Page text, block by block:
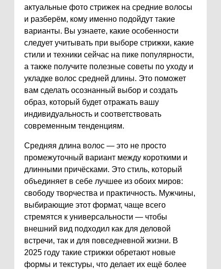
актуальные фото стрижек на средние волосы
и разберём, кому именно подойдут такие
варианты. Вы узнаете, какие особенности
следует учитывать при выборе стрижки, какие
стили и техники сейчас на пике популярности,
а также получите полезные советы по уходу и
укладке волос средней длины. Это поможет
вам сделать осознанный выбор и создать
образ, который будет отражать вашу
индивидуальность и соответствовать
современным тенденциям.
Средняя длина волос — это не просто
промежуточный вариант между короткими и
длинными причёсками. Это стиль, который
объединяет в себе лучшее из обоих миров:
свободу творчества и практичность. Мужчины,
выбирающие этот формат, чаще всего
стремятся к универсальности — чтобы
внешний вид подходил как для деловой
встречи, так и для повседневной жизни. В
2025 году такие стрижки обретают новые
формы и текстуры, что делает их ещё более